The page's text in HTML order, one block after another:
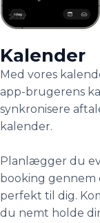
Kalender
Med vores
app-brugerens
synkronisere
kalender.
Planlægger du
booking gennem
perfekt til dig.
du nemt holde